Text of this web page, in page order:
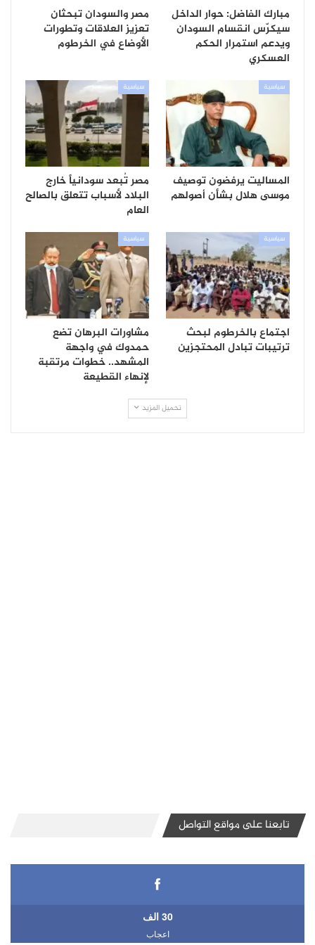
مبارك الفاضل: حوار الداخل
سيكرّس انقسام السودان
ويدعم استمرار الحكم
العسكري
مصر والسودان تبحثان
تعزيز العلاقات وتطورات
الأوضاع في الخرطوم
سياسية
المساليت يرفضون توصيف
موسى هلال بشأن أصولهم
سياسية
مصر تُبعد سودانياً خارج
البلاد لأسباب تتعلق بالصالح
العام
سياسية
اجتماع بالخرطوم لبحث
ترتيبات تبادل المحتجزين
سياسية
مشاورات البرهان تضع
حمدوك في واجهة
المشهد.. خطوات مرتقبة
لإنهاء القطيعة
تحميل المزيد
تابعنا على مواقع التواصل
30 الف
اعجاب